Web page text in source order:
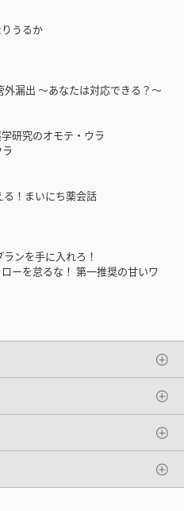
うるか
漏出 〜あなたは対応できる？〜
研究のオモテ・ウラ
！まいにち薬会話
ンを手に入れろ！
ーを怠るな！ 第一推奨の甘いワ